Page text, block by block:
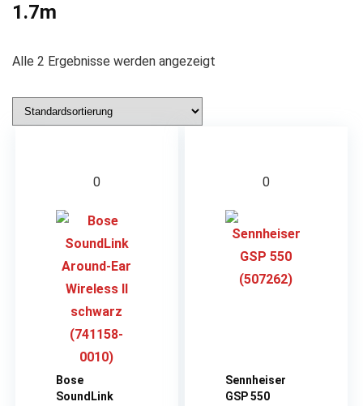
1.7m
Alle 2 Ergebnisse werden angezeigt
0
Bose
SoundLink
0
Sennheiser
GSP 550